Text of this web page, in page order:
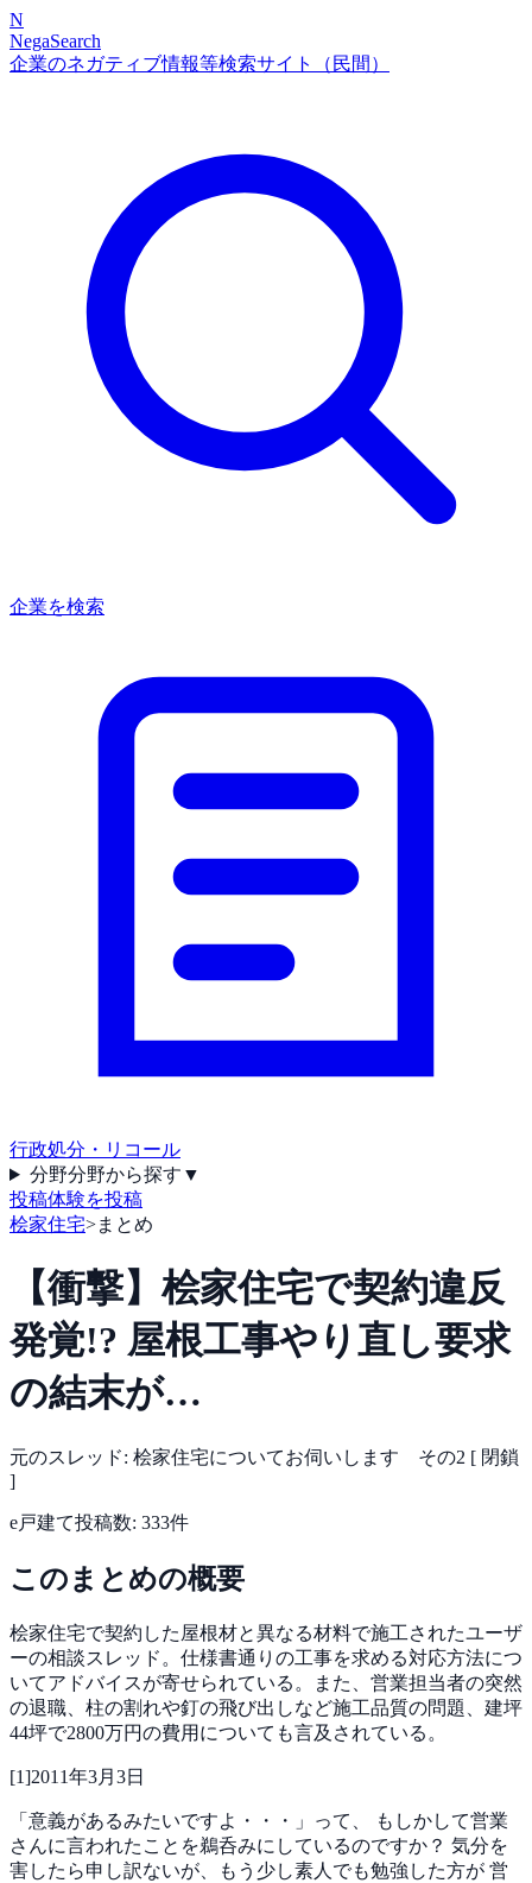
N
NegaSearch
企業のネガティブ情報等検索サイト（民間）
企業を検索
行政処分・リコール
分野分野から探す ▼
投稿体験を投稿
桧家住宅>まとめ
【衝撃】桧家住宅で契約違反
発覚!? 屋根工事やり直し要求
の結末が…
元のスレッド: 桧家住宅についてお伺いします その2 [ 閉鎖
]
e戸建て投稿数: 333件
このまとめの概要
桧家住宅で契約した屋根材と異なる材料で施工されたユーザ
ーの相談スレッド。仕様書通りの工事を求める対応方法につ
いてアドバイスが寄せられている。また、営業担当者の突然
の退職、柱の割れや釘の飛び出しなど施工品質の問題、建坪
44坪で2800万円の費用についても言及されている。
[1]2011年3月3日
「意義があるみたいですよ・・・」って、
もしかして営業
さんに言われたことを鵜呑みにしているのですか？ 気分を
害したら申し訳ないが、もう少し素人でも勉強した方が 営